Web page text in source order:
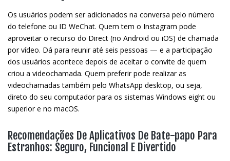
Os usuários podem ser adicionados na conversa pelo número
do telefone ou ID WeChat. Quem tem o Instagram pode
aproveitar o recurso do Direct (no Android ou iOS) de chamada
por vídeo. Dá para reunir até seis pessoas — e a participação
dos usuários acontece depois de aceitar o convite de quem
criou a videochamada. Quem preferir pode realizar as
videochamadas também pelo WhatsApp desktop, ou seja,
direto do seu computador para os sistemas Windows eight ou
superior e no macOS.
Recomendações De Aplicativos De Bate-papo Para
Estranhos: Seguro, Funcional E Divertido